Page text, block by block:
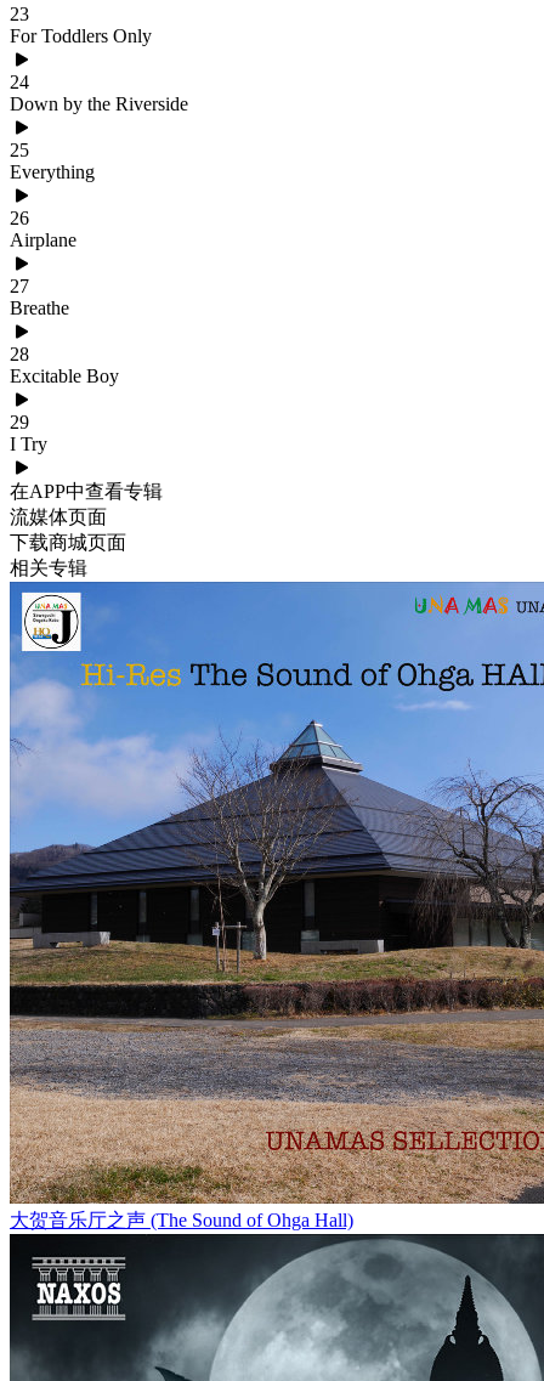
23
For Toddlers Only
24
Down by the Riverside
25
Everything
26
Airplane
27
Breathe
28
Excitable Boy
29
I Try
在APP中查看专辑
流媒体页面
下载商城页面
相关专辑
大贺音乐厅之声 (The Sound of Ohga Hall)